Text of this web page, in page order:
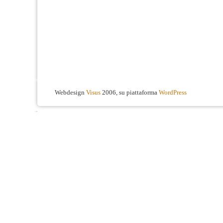
Webdesign Visus 2006, su piattaforma WordPress